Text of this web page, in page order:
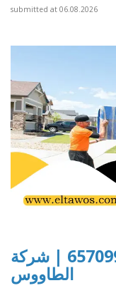
submitted at 06.08.2026
نقل عفش الضجيج 65709988 | شركة
الطاووس